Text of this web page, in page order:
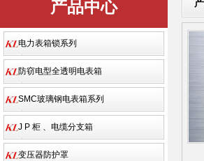
产品中心
电力表箱锁系列
防窃电型全透明电表箱
SMC玻璃钢电表箱系列
J P 柜 、电缆分支箱
变压器防护罩